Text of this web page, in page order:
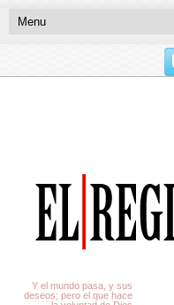
Y el mundo pasa, y sus
deseos; pero el que hace